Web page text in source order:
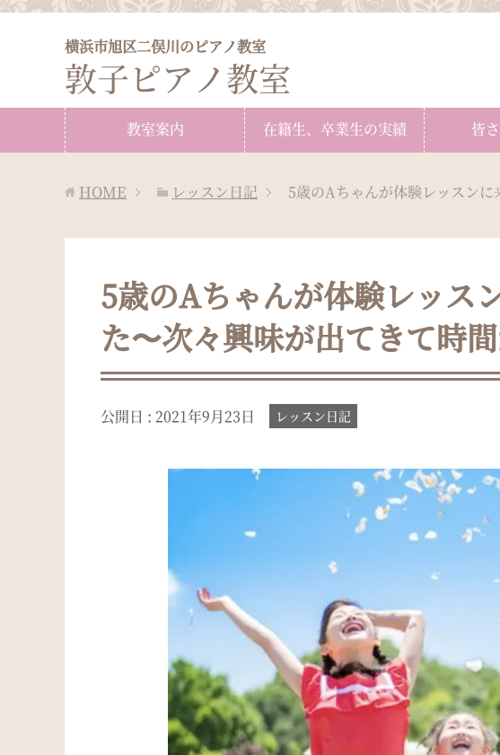
横浜市旭区二俣川のピアノ教室
敦子ピアノ教室
教室案内 在籍生、卒業生の実績 皆
HOME レッスン日記 5歳のAちゃんが体験レッスンに
5歳のAちゃんが体験レッス
た〜次々興味が出てきて時
公開日 : 2021年9月23日 レッスン日記